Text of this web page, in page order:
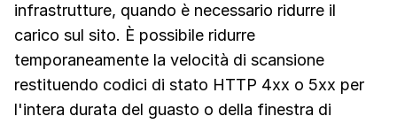
infrastrutture, quando è necessario ridurre il
carico sul sito. È possibile ridurre
temporaneamente la velocità di scansione
restituendo codici di stato HTTP 4xx o 5xx per
l'intera durata del guasto o della finestra di